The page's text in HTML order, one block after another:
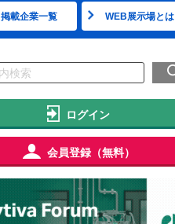
掲載企業一覧 WEB展示場とは
ログイン
会員登録（無料）